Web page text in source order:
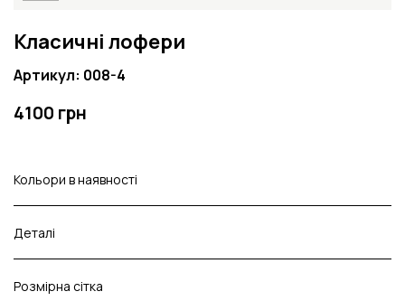
Класичні лофери
Артикул: 008-4
4100 грн
Кольори в наявності
Деталі
Розмірна сітка